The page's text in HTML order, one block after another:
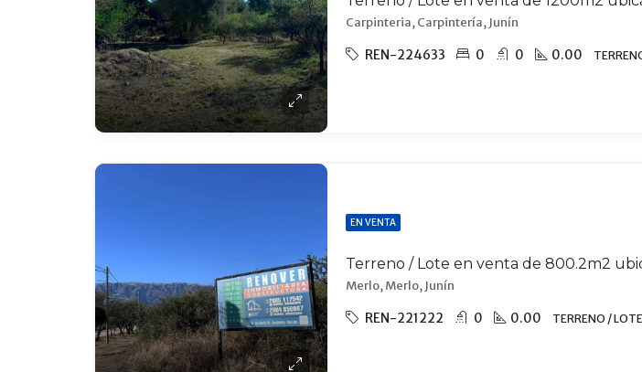
Carpinteria, Carpintería, Junín
REN-224633 0 0 0.00
EN VENTA
Merlo, Merlo, Junín
REN-221222 0 0.00 TERRENO / LOTE